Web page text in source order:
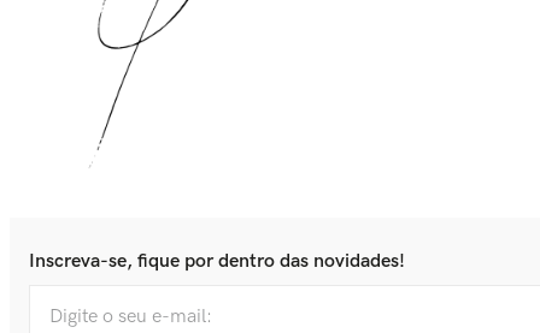
Inscreva-se, fique por dentro das novidades!